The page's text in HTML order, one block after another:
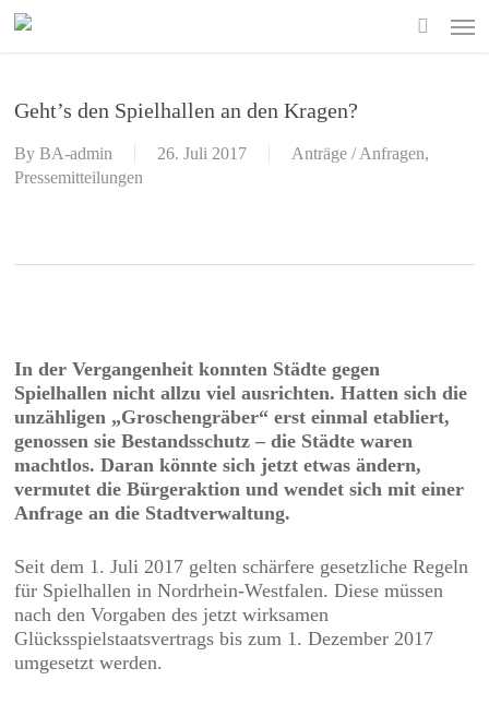
Skip
Geht’s den Spielhallen an den Kragen?
By BA-admin 26. Juli 2017 Anträge / Anfragen,
Pressemitteilungen
In der Vergangenheit konnten Städte gegen
Spielhallen nicht allzu viel ausrichten. Hatten sich die
unzähligen „Groschengräber“ erst einmal etabliert,
genossen sie Bestandsschutz – die Städte waren
machtlos. Daran könnte sich jetzt etwas ändern,
vermutet die Bürgeraktion und wendet sich mit einer
Anfrage an die Stadtverwaltung.
Seit dem 1. Juli 2017 gelten schärfere gesetzliche Regeln
für Spielhallen in Nordrhein-Westfalen. Diese müssen
nach den Vorgaben des jetzt wirksamen
Glücksspielstaatsvertrags bis zum 1. Dezember 2017
umgesetzt werden.